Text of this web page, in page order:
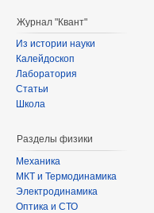
Журнал "Квант"
Из истории науки
Калейдоскоп
Лаборатория
Статьи
Школа
Разделы физики
Механика
МКТ и Термодинамика
Электродинамика
Оптика и СТО